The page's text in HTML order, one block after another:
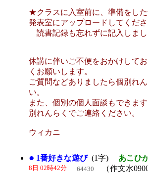
★クラスに入室前に、準備をし
発表室にアップロードしてくださ
読書記録も忘れずに記入しまし
休講に伴いご不便をおかけして
くお願いします。
ご質問などありましたら個別れ
い。
また、個別の個人面談もできま
別れんらくでご連絡ください。
ウィカニ
● 1番好きな遊び(1字) あこひ
8日 02時42分 64430 （作文水